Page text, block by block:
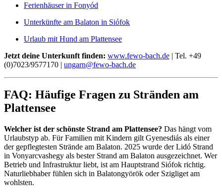
Ferienhäuser in Fonyód
Unterkünfte am Balaton in Siófok
Urlaub mit Hund am Plattensee
Jetzt deine Unterkunft finden: www.fewo-bach.de | Tel. +49
(0)7023/9577170 | ungarn@fewo-bach.de
FAQ: Häufige Fragen zu Stränden am
Plattensee
Welcher ist der schönste Strand am Plattensee? Das hängt vom
Urlaubstyp ab. Für Familien mit Kindern gilt Gyenesdiás als einer
der gepflegtesten Strände am Balaton. 2025 wurde der Lidó Strand
in Vonyarcvashegy als bester Strand am Balaton ausgezeichnet. Wer
Betrieb und Infrastruktur liebt, ist am Hauptstrand Siófok richtig.
Naturliebhaber fühlen sich in Balatongyörök oder Szigliget am
wohlsten.